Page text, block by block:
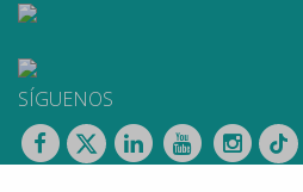
SÍGUENOS